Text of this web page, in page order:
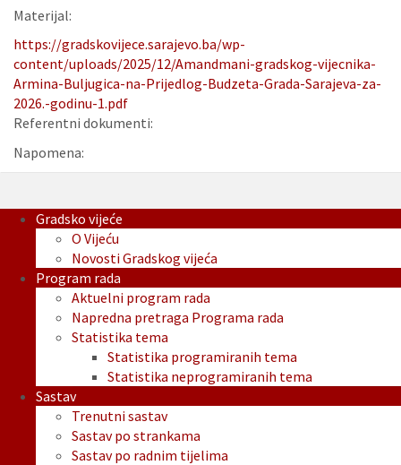
Materijal:
https://gradskovijece.sarajevo.ba/wp-
content/uploads/2025/12/Amandmani-gradskog-vijecnika-
Armina-Buljugica-na-Prijedlog-Budzeta-Grada-Sarajeva-za-
2026.-godinu-1.pdf
Referentni dokumenti:
Napomena:
Gradsko vijeće
O Vijeću
Novosti Gradskog vijeća
Program rada
Aktuelni program rada
Napredna pretraga Programa rada
Statistika tema
Statistika programiranih tema
Statistika neprogramiranih tema
Sastav
Trenutni sastav
Sastav po strankama
Sastav po radnim tijelima